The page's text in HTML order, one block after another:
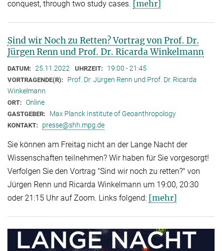
conquest, through two study cases. [mehr]
Sind wir Noch zu Retten? Vortrag von Prof. Dr.
Jürgen Renn und Prof. Dr. Ricarda Winkelmann
DATUM: 25.11.2022 UHRZEIT: 19:00 - 21:45
VORTRAGENDE(R):
Prof. Dr. Jürgen Renn und Prof. Dr. Ricarda
Winkelmann
ORT: Online
GASTGEBER: Max Planck Institute of Geoanthropology
KONTAKT: presse@shh.mpg.de
Sie können am Freitag nicht an der Lange Nacht der
Wissenschaften teilnehmen? Wir haben für Sie vorgesorgt!
Verfolgen Sie den Vortrag "Sind wir noch zu retten?" von
Jürgen Renn und Ricarda Winkelmann um 19:00, 20:30
oder 21:15 Uhr auf Zoom. Links folgend: [mehr]